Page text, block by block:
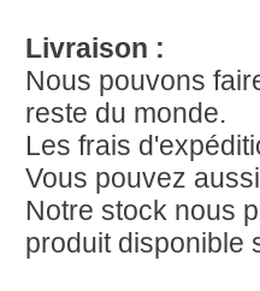
Livraison :
Nous pouvons
reste du monde.
Les frais
Vous pouvez
Notre stock nous
produit disponible